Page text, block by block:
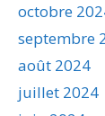
octobre
septembre
août 2024
juillet 2024